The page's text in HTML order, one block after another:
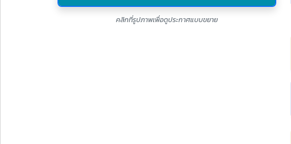
คลิกที่รูปภาพเพื่อดูประกาศแบบขยาย